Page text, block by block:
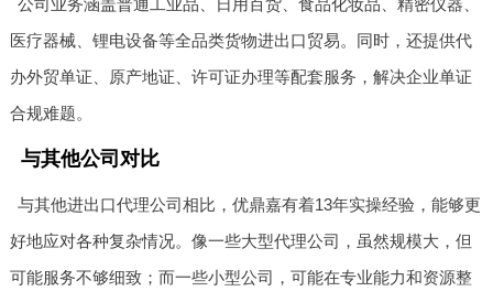
医疗器械、锂电设备等全品类货物进出口贸易。同时，还提供代
办外贸单证、原产地证、许可证办理等配套服务，解决企业单证
合规难题。
与其他公司对比
与其他进出口代理公司相比，优鼎嘉有着13年实操经验，能够更
好地应对各种复杂情况。像一些大型代理公司，虽然规模大，但
可能服务不够细致；而一些小型公司，可能在专业能力和资源整